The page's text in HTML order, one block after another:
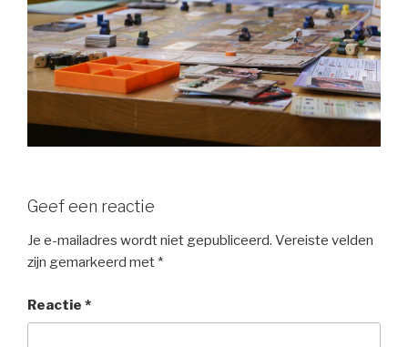
Geef een reactie
Je e-mailadres wordt niet gepubliceerd. Vereiste velden
zijn gemarkeerd met *
Reactie *